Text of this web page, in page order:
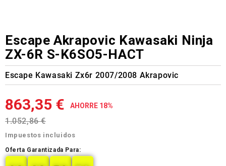
Escape Akrapovic Kawasaki Ninja
ZX-6R S-K6SO5-HACT
Escape Kawasaki Zx6r 2007/2008 Akrapovic
863,35 € AHORRE 18%
1.052,86 €
Impuestos incluidos
Oferta Garantizada Para: